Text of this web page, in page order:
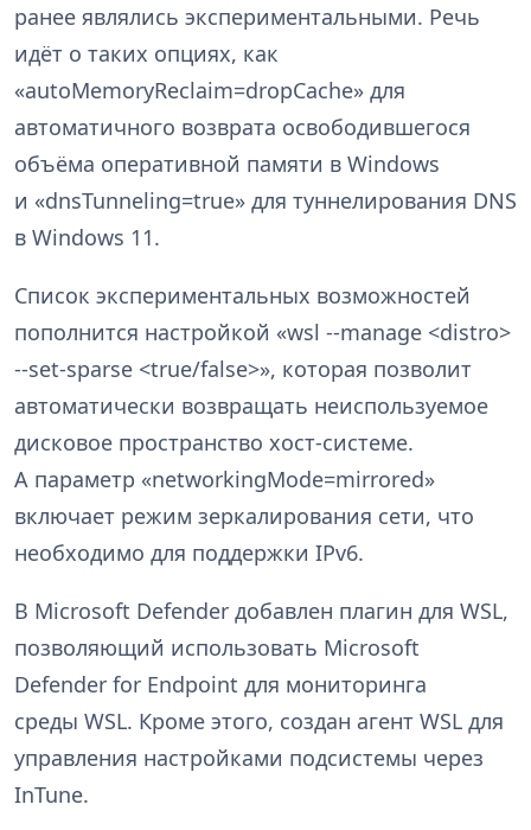
ранее являлись экспериментальными. Речь
идёт о таких опциях, как
«autoMemoryReclaim=dropCache» для
автоматичного возврата освободившегося
объёма оперативной памяти в Windows
и «dnsTunneling=true» для туннелирования DNS
в Windows 11.
Список экспериментальных возможностей
пополнится настройкой «wsl --manage <distro>
--set-sparse <true/false>», которая позволит
автоматически возвращать неиспользуемое
дисковое пространство хост-системе.
А параметр «networkingMode=mirrored»
включает режим зеркалирования сети, что
необходимо для поддержки IPv6.
В Microsoft Defender добавлен плагин для WSL,
позволяющий использовать Microsoft
Defender for Endpoint для мониторинга
среды WSL. Кроме этого, создан агент WSL для
управления настройками подсистемы через
InTune.